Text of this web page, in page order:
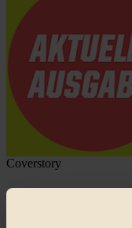
Coverstory
GROSSER